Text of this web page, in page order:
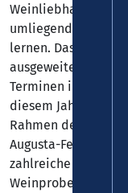
umliegenden
lernen. Das
ausgeweitet und
Terminen in
diesem Jahr auch
Rahmen des
Augusta-Fest wird
zahlreiche
Weinproben in der